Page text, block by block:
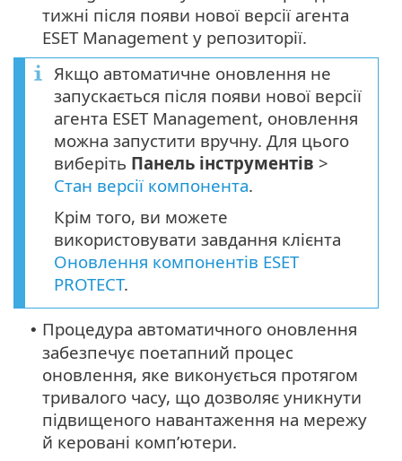
тижні після появи нової версії агента
ESET Management у репозиторії.
Якщо автоматичне оновлення не
запускається після появи нової версії
агента ESET Management, оновлення
можна запустити вручну. Для цього
виберіть Панель інструментів >
Стан версії компонента.
Крім того, ви можете
використовувати завдання клієнта
Оновлення компонентів ESET
PROTECT.
• Процедура автоматичного оновлення
забезпечує поетапний процес
оновлення, яке виконується протягом
тривалого часу, що дозволяє уникнути
підвищеного навантаження на мережу
й керовані комп’ютери.